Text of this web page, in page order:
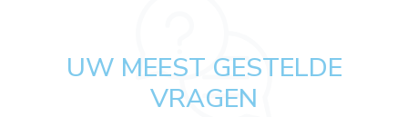
UW MEEST GESTELDE
VRAGEN